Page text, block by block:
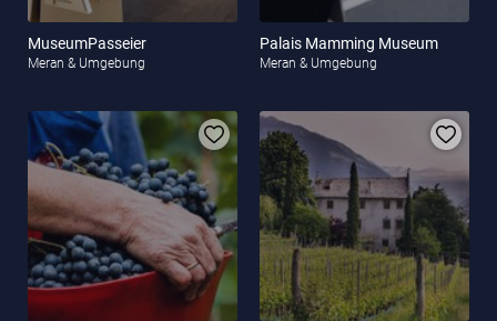
MuseumPasseier
Meran & Umgebung
Palais Mamming Museum
Meran & Umgebung